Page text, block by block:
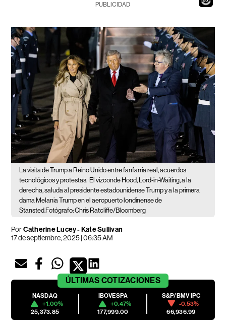
PUBLICIDAD
La visita de Trump a Reino Unido entre fanfarria real, acuerdos
tecnológicos y protestas. El vizconde Hood, Lord-in-Waiting, a la
derecha, saluda al presidente estadounidense Trump y a la primera
dama Melania Trump en el aeropuerto londinense de
Stansted.Fotógrafo: Chris Ratcliffe/Bloomberg
PorCatherine Lucey - Kate Sullivan
17 de septiembre, 2025 | 06:35 AM
ÚLTIMAS COTIZACIONES
NASDAQ
+1.00%
25,373.85
IBOVESPA
+0.47%
177,999.00
S&P/BMV IPC
-0.53%
66,936.99